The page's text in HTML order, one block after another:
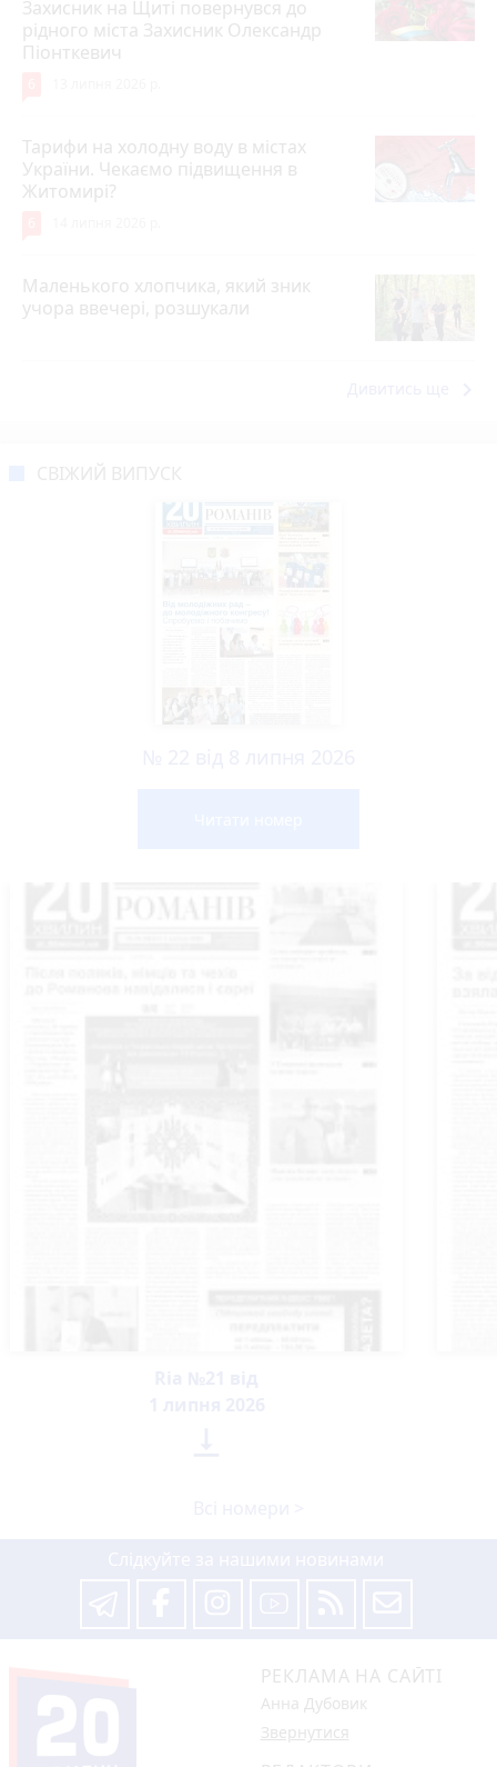
Захисник на Щиті повернувся до
рідного міста Захисник Олександр
Піонткевич
Тарифи на холодну воду в містах
України. Чекаємо підвищення в
Житомирі?
Маленького хлопчика, який зник
учора ввечері, розшукали
РЕКЛАМА НА САЙТІ
Анна Дубовик
Звернутися